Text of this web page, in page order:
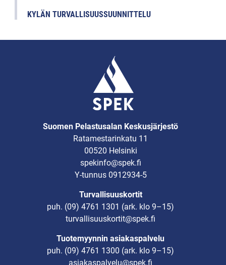
KYLÄN TURVALLISUUSSUUNNITTELU
Suomen Pelastusalan Keskusjärjestö
Ratamestarinkatu 11
00520 Helsinki
spekinfo@spek.fi
Y-tunnus 0912934-5
Turvallisuuskortit
puh. (09) 4761 1301 (ark. klo 9–15)
turvallisuuskortit@spek.fi
Tuotemyynnin asiakaspalvelu
puh. (09) 4761 1300 (ark. klo 9–15)
asiakaspalvelu@spek.fi